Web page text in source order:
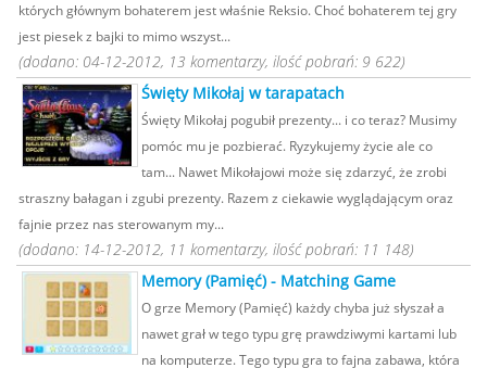
których głównym bohaterem jest właśnie Reksio. Choć bohaterem tej gry
jest piesek z bajki to mimo wszyst...
(dodano: 04-12-2012, 13 komentarzy, ilość pobrań: 9 622)
Święty Mikołaj w tarapatach
Święty Mikołaj pogubił prezenty... i co teraz? Musimy
pomóc mu je pozbierać. Ryzykujemy życie ale co
tam... Nawet Mikołajowi może się zdarzyć, że zrobi
straszny bałagan i zgubi prezenty. Razem z ciekawie wyglądającym oraz
fajnie przez nas sterowanym my...
(dodano: 14-12-2012, 11 komentarzy, ilość pobrań: 11 148)
Memory (Pamięć) - Matching Game
O grze Memory (Pamięć) każdy chyba już słyszał a
nawet grał w tego typu grę prawdziwymi kartami lub
na komputerze. Tego typu gra to fajna zabawa, która